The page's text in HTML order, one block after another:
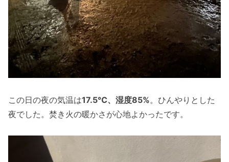
この日の夜の気温は17.5℃、湿度85%。ひんやりとした
夜でした。焚き火の暖かさが心地よかったです。